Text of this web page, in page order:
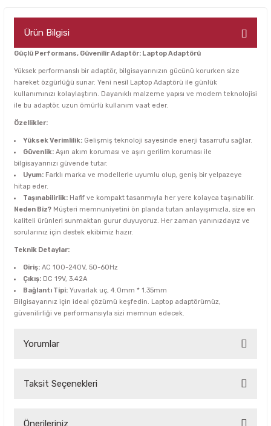
Ürün Bilgisi
Güçlü Performans, Güvenilir Adaptör: Laptop Adaptörü
Yüksek performanslı bir adaptör, bilgisayarınızın gücünü korurken size
hareket özgürlüğü sunar. Yeni nesil Laptop Adaptörü ile günlük
kullanımınızı kolaylaştırın. Dayanıklı malzeme yapısı ve modern teknolojisi
ile bu adaptör, uzun ömürlü kullanım vaat eder.
Özellikler:
Yüksek Verimlilik: Gelişmiş teknoloji sayesinde enerji tasarrufu sağlar.
Güvenlik: Aşırı akım koruması ve aşırı gerilim koruması ile
bilgisayarınızı güvende tutar.
Uyum: Farklı marka ve modellerle uyumlu olup, geniş bir yelpazeye
hitap eder.
Taşınabilirlik: Hafif ve kompakt tasarımıyla her yere kolayca taşınabilir.
Neden Biz? Müşteri memnuniyetini ön planda tutan anlayışımızla, size en
kaliteli ürünleri sunmaktan gurur duyuyoruz. Her zaman yanınızdayız ve
sorularınız için destek ekibimiz hazır.
Teknik Detaylar:
Giriş: AC 100-240V, 50-60Hz
Çıkış: DC 19V, 3.42A
Bağlantı Tipi: Yuvarlak uç, 4.0mm * 1.35mm
Bilgisayarınız için ideal çözümü keşfedin. Laptop adaptörümüz,
güvenilirliği ve performansıyla sizi memnun edecek.
Yorumlar
Bu ürüne ilk yorumu siz yapın!
Taksit Seçenekleri
Önerileriniz